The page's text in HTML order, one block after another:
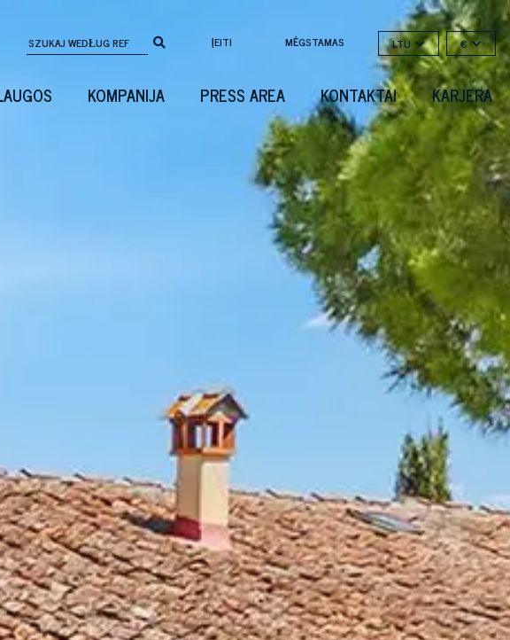
ĮEITI MĖGSTAMAS LTU €
KOMPANIJA PRESS AREA KONTAKTAI KARJERA